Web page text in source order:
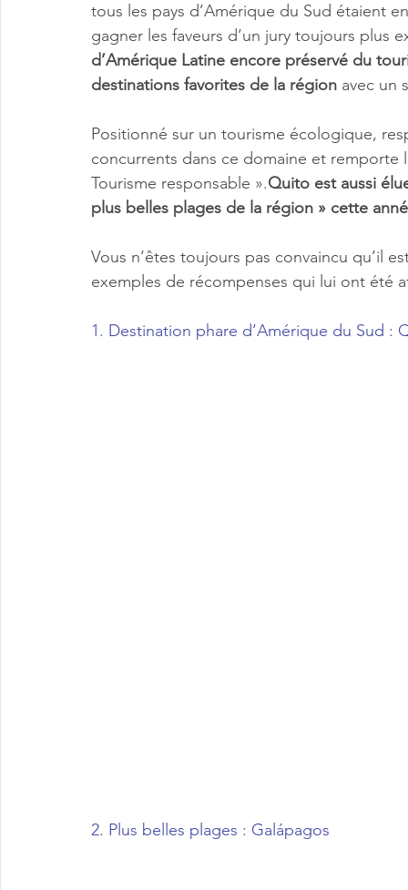
tous les pays d’Amérique du Sud étaient
gagner les faveurs d’un jury toujours plus
d’Amérique Latine encore préservé du
destinations favorites de la région avec un
Positionné sur un tourisme écologique,
concurrents dans ce domaine et remporte
Tourisme responsable ».Quito est aussi
plus belles plages de la région » cette
Vous n’êtes toujours pas convaincu qu’il
exemples de récompenses qui lui ont été
1. Destination phare d’Amérique du Sud :
2. Plus belles plages : Galápagos